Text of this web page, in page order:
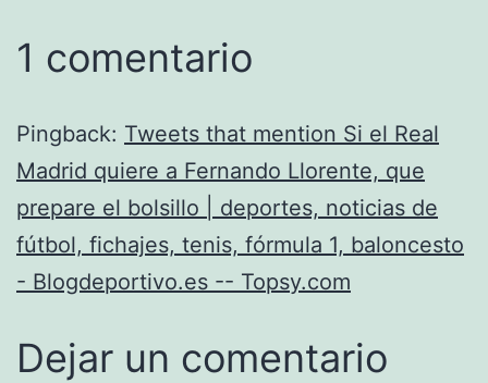
1 comentario
Pingback: Tweets that mention Si el Real
Madrid quiere a Fernando Llorente, que
prepare el bolsillo | deportes, noticias de
fútbol, fichajes, tenis, fórmula 1, baloncesto
- Blogdeportivo.es -- Topsy.com
Dejar un comentario